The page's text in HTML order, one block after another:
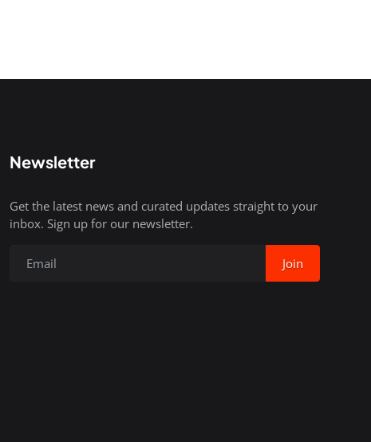
Newsletter
Get the latest news and curated updates straight to your
inbox. Sign up for our newsletter.
Join